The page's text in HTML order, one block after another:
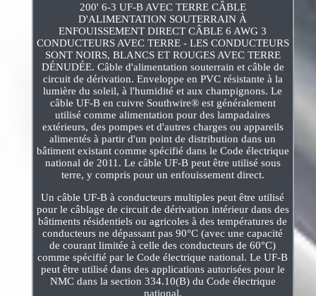
200' 6-3 UF-B AVEC TERRE CÂBLE
D'ALIMENTATION SOUTERRAIN À
ENFOUISSEMENT DIRECT CÂBLE 6 AWG 3
CONDUCTEURS AVEC TERRE - LES CONDUCTEURS
SONT NOIRS, BLANCS ET ROUGES AVEC TERRE
DÉNUDÉE. Câble d'alimentation souterrain et câble de
circuit de dérivation. Enveloppe en PVC résistante à la
lumière du soleil, à l'humidité et aux champignons. Le
câble UF-B en cuivre Southwire® est généralement
utilisé comme alimentation pour des lampadaires
extérieurs, des pompes et d'autres charges ou appareils
alimentés à partir d'un point de distribution dans un
bâtiment existant comme spécifié dans le Code électrique
national de 2011. Le câble UF-B peut être utilisé sous
terre, y compris pour un enfouissement direct.
Un câble UF-B à conducteurs multiples peut être utilisé
pour le câblage de circuit de dérivation intérieur dans des
bâtiments résidentiels ou agricoles à des températures de
conducteurs ne dépassant pas 90°C (avec une capacité
de courant limitée à celle des conducteurs de 60°C)
comme spécifié par le Code électrique national. Le UF-B
peut être utilisé dans des applications autorisées pour le
NMC dans la section 334.10(B) du Code électrique
national.